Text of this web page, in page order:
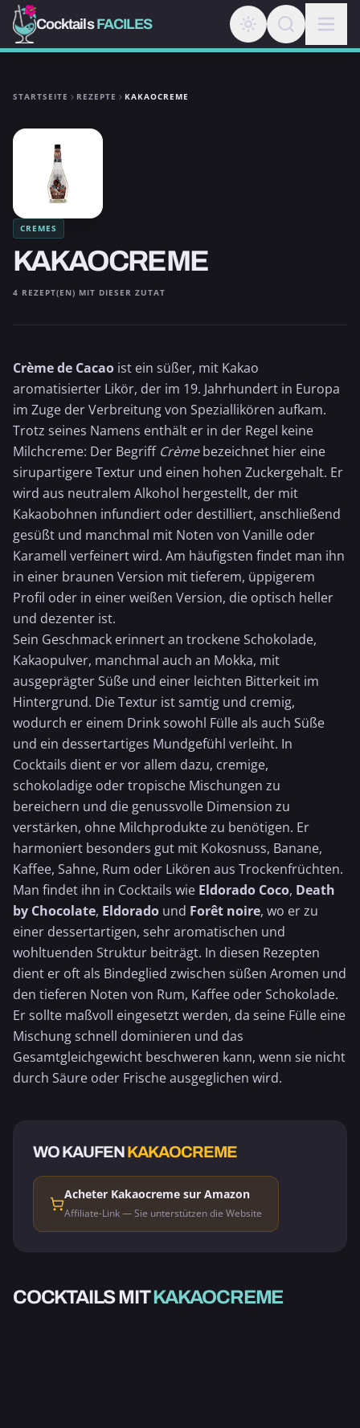
CocktailsFACILES
STARTSEITE REZEPTE KAKAOCREME
CREMES
KAKAOCREME
4 REZEPT(EN) MIT DIESER ZUTAT
Crème de Cacao ist ein süßer, mit Kakao
aromatisierter Likör, der im 19. Jahrhundert in Europa
im Zuge der Verbreitung von Speziallikören aufkam.
Trotz seines Namens enthält er in der Regel keine
Milchcreme: Der Begriff Crèmebezeichnet hier eine
sirupartigere Textur und einen hohen Zuckergehalt. Er
wird aus neutralem Alkohol hergestellt, der mit
Kakaobohnen infundiert oder destilliert, anschließend
gesüßt und manchmal mit Noten von Vanille oder
Karamell verfeinert wird. Am häufigsten findet man ihn
in einer braunen Version mit tieferem, üppigerem
Profil oder in einer weißen Version, die optisch heller
und dezenter ist.
Sein Geschmack erinnert an trockeneSchokolade,
Kakaopulver, manchmal auch an Mokka, mit
ausgeprägter Süße und einer leichten Bitterkeit im
Hintergrund. Die Textur ist samtig und cremig,
wodurch er einem Drink sowohl Fülle als auch Süße
und ein dessertartiges Mundgefühl verleiht. In
Cocktails dient er vor allem dazu, cremige,
schokoladige oder tropische Mischungen zu
bereichern und die genussvolle Dimension zu
verstärken, ohne Milchprodukte zu benötigen. Er
harmoniert besonders gut mit Kokosnuss, Banane,
Kaffee, Sahne, Rum oder Likören aus Trockenfrüchten.
Man findet ihn in Cocktails wie Eldorado Coco, Death
by Chocolate, Eldorado und Forêt noire, wo er zu
einer dessertartigen, sehr aromatischen und
wohltuenden Struktur beiträgt. In diesen Rezepten
dient er oft als Bindeglied zwischen süßen Aromen und
den tieferen Noten von Rum, Kaffee oder Schokolade.
Er sollte maßvoll eingesetzt werden, da seine Fülle eine
Mischung schnell dominieren und das
Gesamtgleichgewicht beschweren kann, wenn sie nicht
durch Säure oder Frische ausgeglichen wird.
WO KAUFENKAKAOCREME
Acheter Kakaocreme sur Amazon
Affiliate-Link — Sie unterstützen die Website
COCKTAILS MITKAKAOCREME
ELDORADO KOKOS
TOD DURCH
SCHOKOLADE
ALKOHOLISCH ALKOHOLISCH